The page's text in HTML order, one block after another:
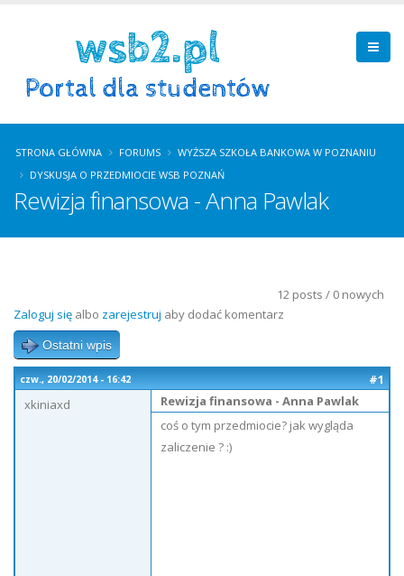
STRONA GŁÓWNA FORUMS
WYŻSZA SZKOŁA BANKOWA W POZNANIU
DYSKUSJA O PRZEDMIOCIE WSB POZNAŃ
Rewizja finansowa - Anna Pawlak
12 posts / 0 nowych
Zaloguj się albo zarejestruj aby dodać komentarz
Ostatni wpis
czw., 20/02/2014 - 16:42
#1
xkiniaxd
Rewizja finansowa - Anna Pawlak
coś o tym przedmiocie? jak wygląda
zaliczenie ? :)